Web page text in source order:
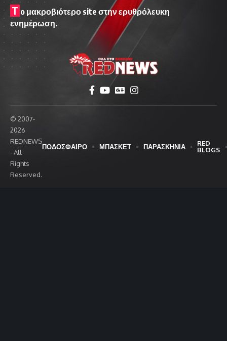
T o μακροβιότερο site στην ερυθρόλευκη
ενημέρωση.
© 2007-
2026
REDNEWS
- All
Rights
Reserved.
ΠΟΔΟΣΦΑΙΡΟ ΜΠΑΣΚΕΤ ΠΑΡΑΣΚΗΝΙΑ
RED
BLOGS